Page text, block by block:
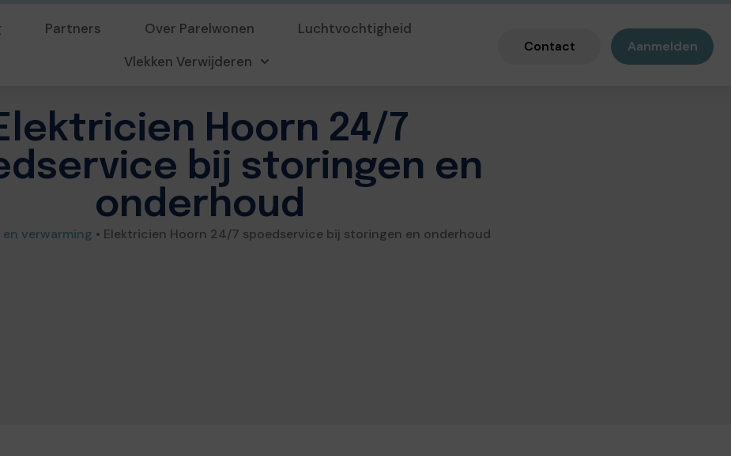
Partners Over Parelwonen
Luchtvochtigheid
Vlekken Verwijderen
Contact Aanmelden
Hoorn 24/7
bij storingen en
onderhoud
en verwarming • Elektricien Hoorn 24/7 spoedservice bij storingen en onderhoud